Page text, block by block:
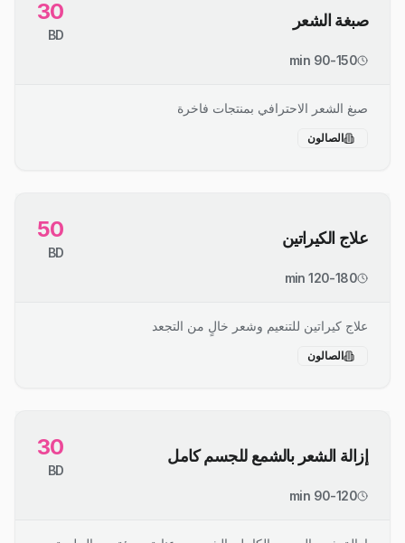
صبغة الشعر 30
BD
90-150 min
صبغ الشعر الاحترافي بمنتجات فاخرة
الصالون
علاج الكيراتين 50
BD
120-180 min
علاج كيراتين للتنعيم وشعر خالٍ من التجعد
الصالون
إزالة الشعر بالشمع للجسم كامل 30
BD
90-120 min